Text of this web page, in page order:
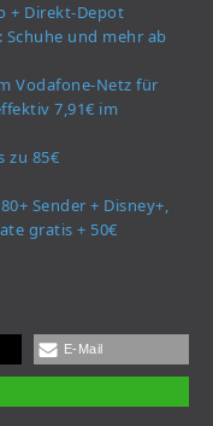
+ Direkt-Depot
Schuhe und mehr ab
Vodafone-Netz für
7,91€ im
zu 85€
Sender + Disney+,
gratis + 50€
E-Mail